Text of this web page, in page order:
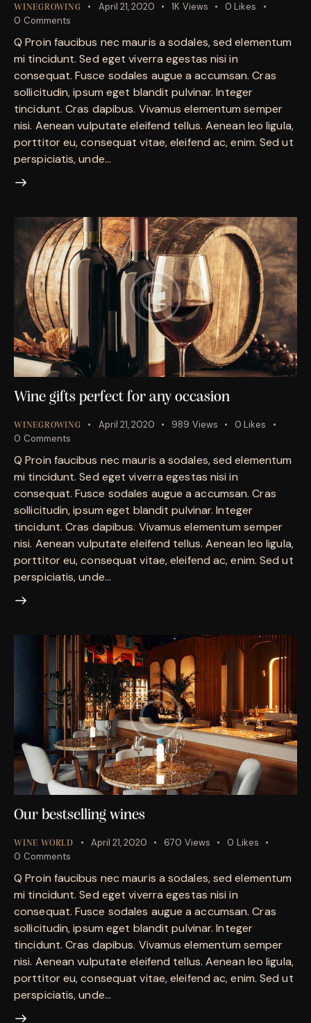
WINEGROWING April 21, 2020 1K Views 0 Likes
0 Comments
Q Proin faucibus nec mauris a sodales, sed elementum
mi tincidunt. Sed eget viverra egestas nisi in
consequat. Fusce sodales augue a accumsan. Cras
sollicitudin, ipsum eget blandit pulvinar. Integer
tincidunt. Cras dapibus. Vivamus elementum semper
nisi. Aenean vulputate eleifend tellus. Aenean leo ligula,
porttitor eu, consequat vitae, eleifend ac, enim. Sed ut
perspiciatis, unde…
Wine gifts perfect for any occasion
WINEGROWING April 21, 2020 989 Views 0 Likes
0 Comments
Q Proin faucibus nec mauris a sodales, sed elementum
mi tincidunt. Sed eget viverra egestas nisi in
consequat. Fusce sodales augue a accumsan. Cras
sollicitudin, ipsum eget blandit pulvinar. Integer
tincidunt. Cras dapibus. Vivamus elementum semper
nisi. Aenean vulputate eleifend tellus. Aenean leo ligula,
porttitor eu, consequat vitae, eleifend ac, enim. Sed ut
perspiciatis, unde…
Our bestselling wines
WINE WORLD April 21, 2020 670 Views 0 Likes
0 Comments
Q Proin faucibus nec mauris a sodales, sed elementum
mi tincidunt. Sed eget viverra egestas nisi in
consequat. Fusce sodales augue a accumsan. Cras
sollicitudin, ipsum eget blandit pulvinar. Integer
tincidunt. Cras dapibus. Vivamus elementum semper
nisi. Aenean vulputate eleifend tellus. Aenean leo ligula,
porttitor eu, consequat vitae, eleifend ac, enim. Sed ut
perspiciatis, unde…